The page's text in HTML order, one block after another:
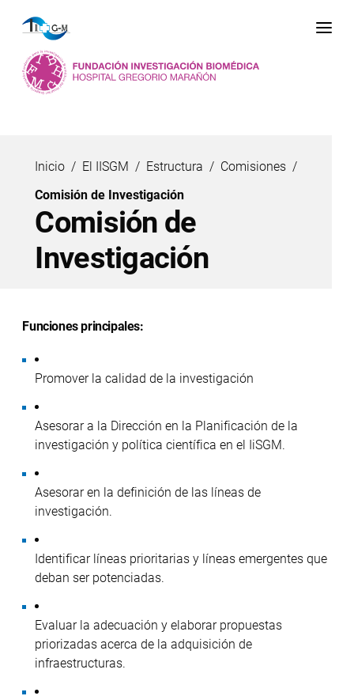
Inicio El IISGM Estructura
Comisiones
Comisión de Investigación
Comisión de
Investigación
Funciones principales:
Promover la calidad de la investigación
Asesorar a la Dirección en la Planificación de la
investigación y política científica en el IiSGM.
Asesorar en la definición de las líneas de
investigación.
Identificar líneas prioritarias y líneas emergentes que
deban ser potenciadas.
Evaluar la adecuación y elaborar propuestas
priorizadas acerca de la adquisición de
infraestructuras.